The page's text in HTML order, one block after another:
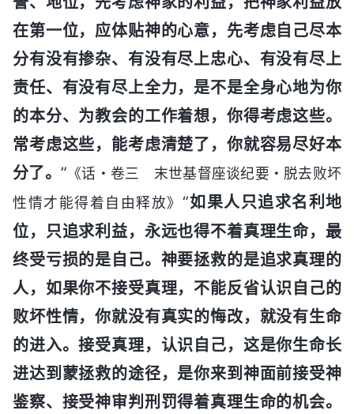
在第一位，应体贴神的心意，先考虑自己尽本
分有没有掺杂、有没有尽上忠心、有没有尽上
责任、有没有尽上全力，是不是全身心地为你
的本分、为教会的工作着想，你得考虑这些。
常考虑这些，能考虑清楚了，你就容易尽好本
分了。 ” 《话・卷三 末世基督座谈纪要・脱去败坏
性情才能得着自由释放》 “如果人只追求名利地
位，只追求利益，永远也得不着真理生命，最
终受亏损的是自己。神要拯救的是追求真理的
人，如果你不接受真理，不能反省认识自己的
败坏性情，你就没有真实的悔改，就没有生命
的进入。接受真理，认识自己，这是你生命长
进达到蒙拯救的途径，是你来到神面前接受神
鉴察、接受神审判刑罚得着真理生命的机会。